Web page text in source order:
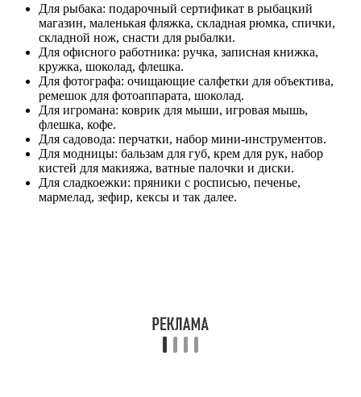
Для рыбака: подарочный сертификат в рыбацкий
магазин, маленькая фляжка, складная рюмка, спички,
складной нож, снасти для рыбалки.
Для офисного работника: ручка, записная книжка,
кружка, шоколад, флешка.
Для фотографа: очищающие салфетки для объектива,
ремешок для фотоаппарата, шоколад.
Для игромана: коврик для мыши, игровая мышь,
флешка, кофе.
Для садовода: перчатки, набор мини-инструментов.
Для модницы: бальзам для губ, крем для рук, набор
кистей для макияжа, ватные палочки и диски.
Для сладкоежки: пряники с росписью, печенье,
мармелад, зефир, кексы и так далее.